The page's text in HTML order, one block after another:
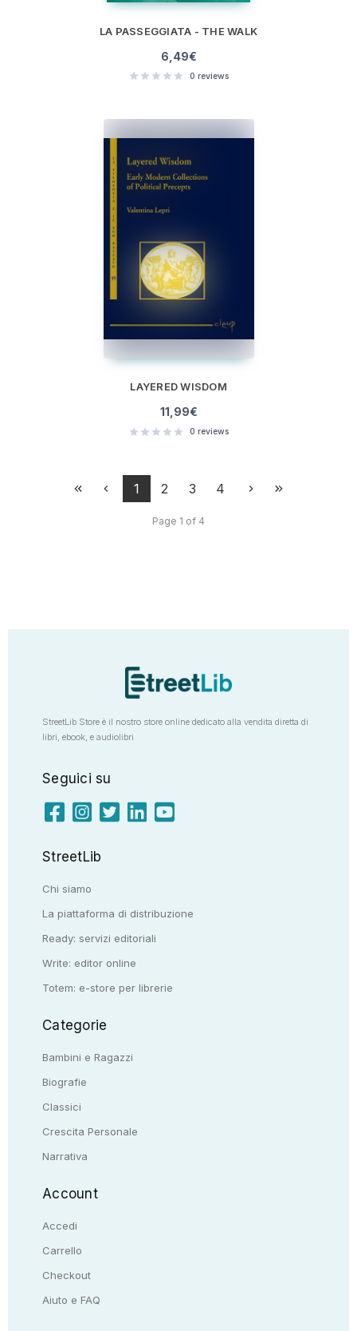
LA PASSEGGIATA - THE WALK
6,49€
0 reviews
LAYERED WISDOM
11,99€
0 reviews
1 2 3 4
Page 1 of 4
StreetLib Store è il nostro store online dedicato alla vendita diretta di
libri, ebook, e audiolibri
Seguici su
StreetLib
Chi siamo
La piattaforma di distribuzione
Ready: servizi editoriali
Write: editor online
Totem: e-store per librerie
Categorie
Bambini e Ragazzi
Biografie
Classici
Crescita Personale
Narrativa
Account
Accedi
Carrello
Checkout
Aiuto e FAQ